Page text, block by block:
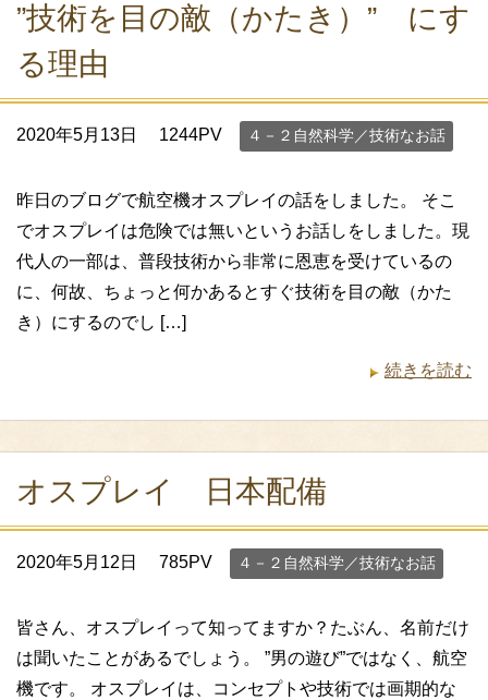
”技術を目の敵（かたき）” にす
る理由
2020年5月13日 1244PV ４－２自然科学／技術なお話
昨日のブログで航空機オスプレイの話をしました。 そこ
でオスプレイは危険では無いというお話しをしました。現
代人の一部は、普段技術から非常に恩恵を受けているの
に、何故、ちょっと何かあるとすぐ技術を目の敵（かた
き）にするのでし […]
続きを読む
オスプレイ 日本配備
2020年5月12日 785PV ４－２自然科学／技術なお話
皆さん、オスプレイって知ってますか？たぶん、名前だけ
は聞いたことがあるでしょう。 ”男の遊び”ではなく、航空
機です。 オスプレイは、コンセプトや技術では画期的な